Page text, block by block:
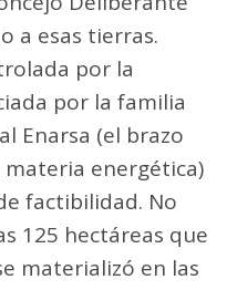
a esas tierras.
por la
por la familia
Enarsa (el brazo
energética)
factibilidad. No
125 hectáreas que
materializó en las